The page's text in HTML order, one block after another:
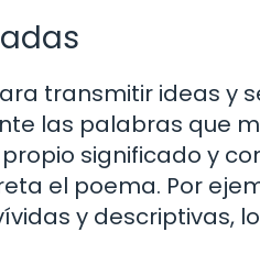
transmitir ideas y
las palabras que
significado y
el poema. Por
y descriptivas,